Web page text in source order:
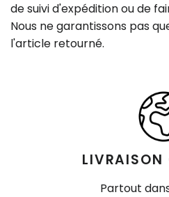
de suivi d'expédition ou de
Nous ne garantissons pas
l'article retourné.
LIVRAISON
Partout